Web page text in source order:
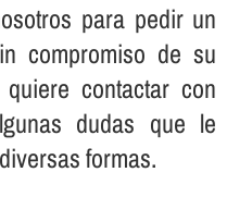
para pedir un
compromiso de su
contactar con
dudas que le
formas.